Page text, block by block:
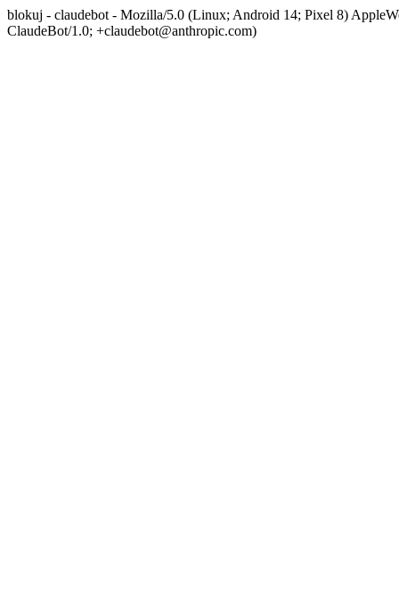
blokuj - claudebot - Mozilla/5.0 (Linux; Android 14; Pixel 8)
ClaudeBot/1.0; +claudebot@anthropic.com)